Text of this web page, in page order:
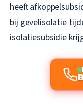
heeft
bij gevelisolatie
isolatiesubsidie